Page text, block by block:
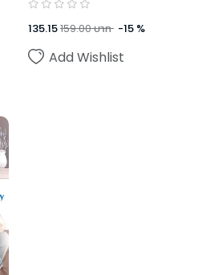
135.15159.00บาท -15 %
Add Wishlist